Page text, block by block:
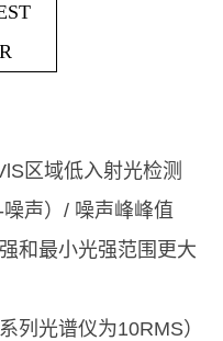
区域低入射光检测
声）/ 噪声峰峰值
和最小光强范围更大
列光谱仪为10RMS）